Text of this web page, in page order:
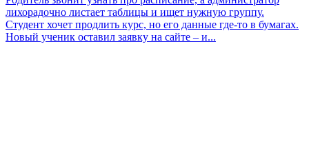
лихорадочно листает таблицы и ищет нужную группу.
Студент хочет продлить курс, но его данные где-то в бумагах.
Новый ученик оставил заявку на сайте – и...